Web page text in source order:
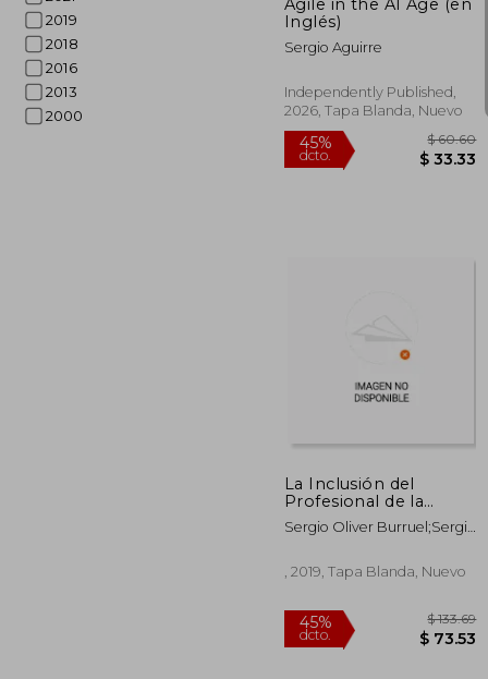
2019
2018
2016
2013
2000
Inglés)
Sergio Aguirre
Independently Published,
2026, Tapa Blanda, Nuevo
dcto. $
La Inclusión del
Profesional de la
Psicología para el
Desarrollo
Sergio Oliver Burruel;Sergio
Aguirre C.
, 2019, Tapa Blanda, Nuevo